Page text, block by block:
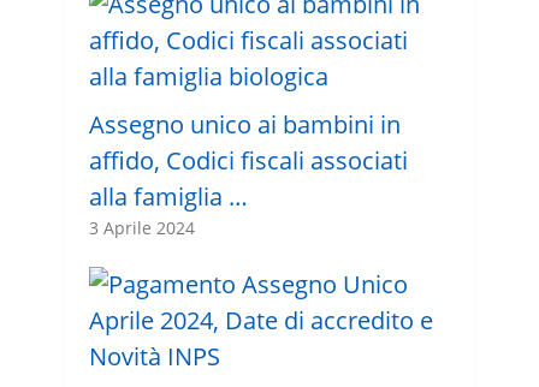
Assegno unico ai bambini in
affido, Codici fiscali associati
alla famiglia …
3 Aprile 2024